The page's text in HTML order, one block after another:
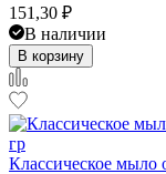
151,30 ₽
В наличии
В корзину
Классическое мыло